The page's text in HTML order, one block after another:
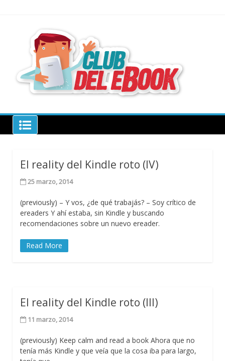
Club del ebook
El reality del Kindle roto (IV)
25 marzo, 2014
(previously) – Y vos, ¿de qué trabajás? – Soy crítico de
ereaders Y ahí estaba, sin Kindle y buscando
recomendaciones sobre un nuevo ereader.
Read More
El reality del Kindle roto (III)
11 marzo, 2014
(previously) Keep calm and read a book Ahora que no
tenía más Kindle y que veía que la cosa iba para largo,